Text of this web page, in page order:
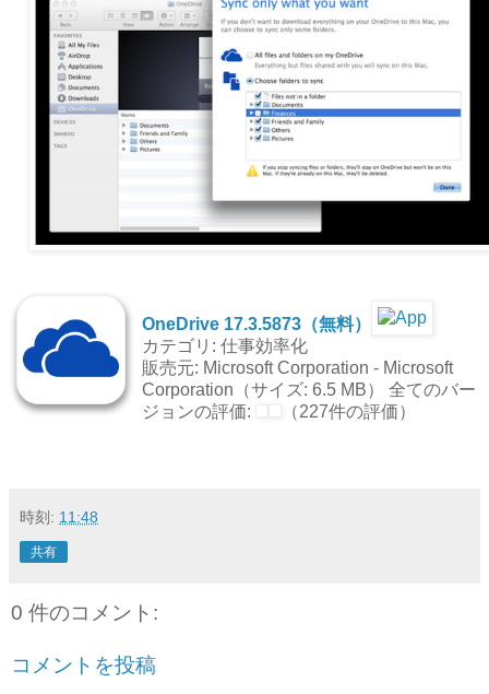
OneDrive 17.3.5873（無料）
カテゴリ: 仕事効率化
販売元: Microsoft Corporation - Microsoft
Corporation（サイズ: 6.5 MB） 全てのバー
ジョンの評価:
（227件の評価）
時刻: 11:48
共有
0 件のコメント:
コメントを投稿